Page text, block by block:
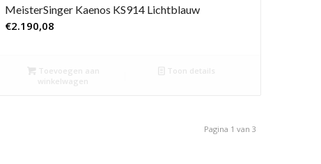
MeisterSinger Kaenos KS914 Lichtblauw
€2.190,08
Toevoegen aan
winkelwagen
Toon details
Pagina 1 van 3